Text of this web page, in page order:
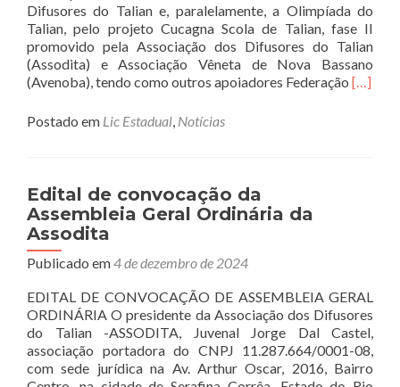
Difusores do Talian e, paralelamente, a Olimpíada do
Talian, pelo projeto Cucagna Scola de Talian, fase II
promovido pela Associação dos Difusores do Talian
(Assodita) e Associação Vêneta de Nova Bassano
(Avenoba), tendo como outros apoiadores Federação Read
do
Talian
[…]
Postado em Lic Estadual, Notícias
Edital de convocação da
Assembleia Geral Ordinária da
Assodita
Publicado em4 de dezembro de 2024
EDITAL DE CONVOCAÇÃO DE ASSEMBLEIA GERAL
ORDINÁRIA O presidente da Associação dos Difusores
do Talian -ASSODITA, Juvenal Jorge Dal Castel,
associação portadora do CNPJ 11.287.664/0001-08,
com sede jurídica na Av. Arthur Oscar, 2016, Bairro